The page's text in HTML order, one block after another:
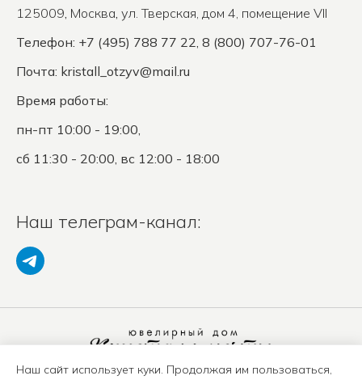
125009, Москва, ул. Тверская, дом 4, помещение VII
Телефон: +7 (495) 788 77 22, 8 (800) 707-76-01
Почта: kristall_otzyv@mail.ru
Время работы:
пн-пт 10:00 - 19:00,
сб 11:30 - 20:00, вс 12:00 - 18:00
Наш телеграм-канал:
Наш сайт использует куки. Продолжая им пользоваться,